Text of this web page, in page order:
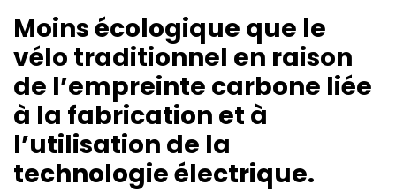
Moins écologique que le
vélo traditionnel en raison
de l’empreinte carbone liée
à la fabrication et à
l’utilisation de la
technologie électrique.